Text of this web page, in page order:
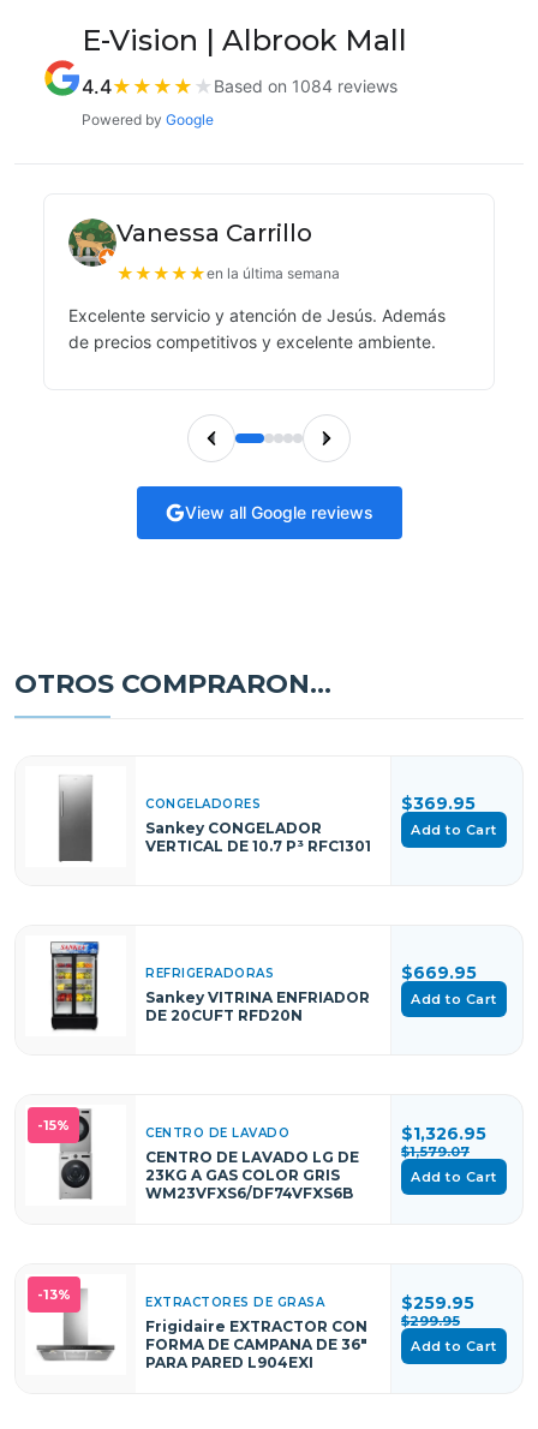
E-Vision | Albrook Mall
4.4★ ★ ★ ★ ★ Based on 1084 reviews
Powered by Google
Vanessa Carrillo
★★★★★en la última semana
Excelente servicio y atención de Jesús. Además
de precios competitivos y excelente ambiente.
View all Google reviews
OTROS COMPRARON...
CONGELADORES
Sankey CONGELADOR
VERTICAL DE 10.7 P³ RFC1301
$369.95
Add to Cart
REFRIGERADORAS
Sankey VITRINA ENFRIADOR
DE 20CUFT RFD20N
$669.95
Add to Cart
-15% CENTRO DE LAVADO
CENTRO DE LAVADO LG DE
23KG A GAS COLOR GRIS
WM23VFXS6/DF74VFXS6B
$1,326.95
$1,579.07
Add to Cart
-13% EXTRACTORES DE GRASA
Frigidaire EXTRACTOR CON
FORMA DE CAMPANA DE 36"
PARA PARED L904EXI
$259.95
$299.95
Add to Cart